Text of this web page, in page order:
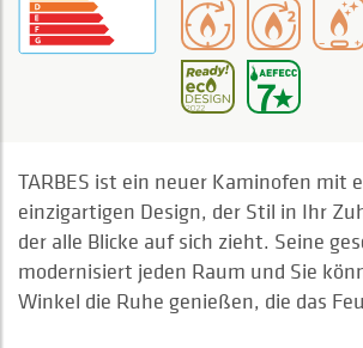
TARBES ist ein neuer Kaminofen mit
einzigartigen Design, der Stil in Ihr
der alle Blicke auf sich zieht. Seine
modernisiert jeden Raum und Sie
Winkel die Ruhe genießen, die das